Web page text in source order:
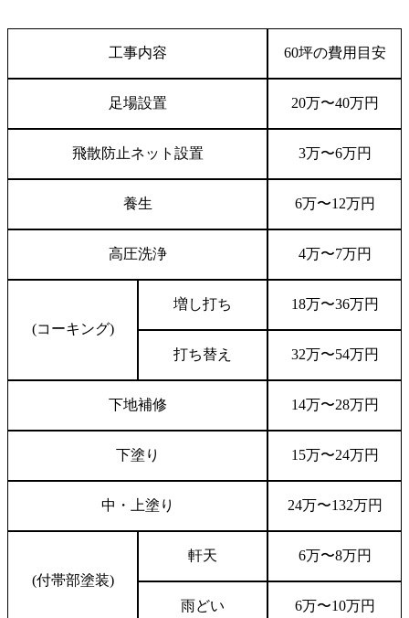
工事内容 60坪の費用目安
足場設置 20万〜40万円
飛散防止ネット設置 3万〜6万円
養生 6万〜12万円
高圧洗浄 4万〜7万円
(コーキング)
増し打ち 18万〜36万円
打ち替え 32万〜54万円
下地補修 14万〜28万円
下塗り 15万〜24万円
中 ・上塗り 24万〜132万円
(付帯部塗装)
軒天 6万〜8万円
雨どい 6万〜10万円